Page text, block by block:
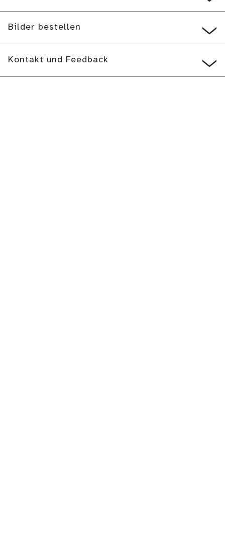
Bilder bestellen
Kontakt und Feedback